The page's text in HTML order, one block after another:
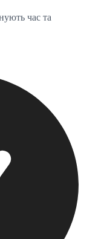
час та